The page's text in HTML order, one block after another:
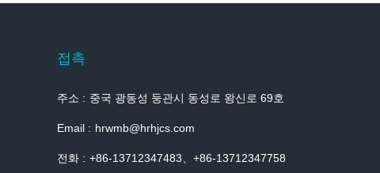
접촉
주소 : 중국 광동성 둥관시 동성로 왕신로 69호
Email : hrwmb@hrhjcs.com
전화 : +86-13712347483、+86-13712347758